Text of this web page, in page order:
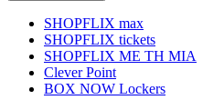
SHOPFLIX max
SHOPFLIX tickets
SHOPFLIX ΜΕ ΤΗ ΜΙΑ
Clever Point
BOX NOW Lockers